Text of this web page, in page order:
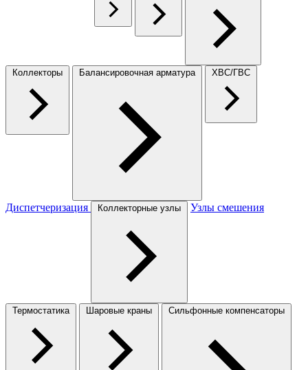
Коллекторы Балансировочная арматура ХВС/ГВС
Диспетчеризация Коллекторные узлы Узлы смешения
Термостатика Шаровые краны Сильфонные компенсаторы